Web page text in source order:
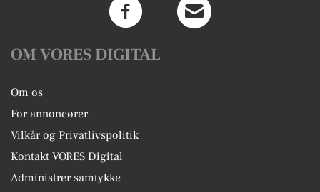
OM VORES DIGITAL
Om os
For annoncører
Vilkår og Privatlivspolitik
Kontakt VORES Digital
Administrer samtykke